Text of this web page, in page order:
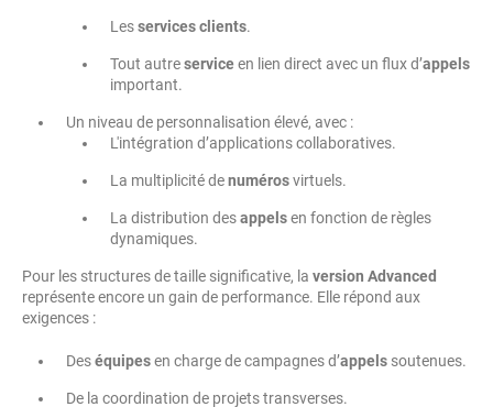
Lesservices clients.
Tout autreserviceen lien direct avec un flux d’appels
important.
Un niveau de personnalisation élevé, avec :
L'intégration d’applications collaboratives.
La multiplicité denumérosvirtuels.
La distribution desappelsen fonction de règles
dynamiques.
Pour les structures de taille significative, la version Advanced
représente encore un gain de performance. Elle répond aux
exigences :
Deséquipesen charge de campagnes d’appels soutenues.
De la coordination de projets transverses.